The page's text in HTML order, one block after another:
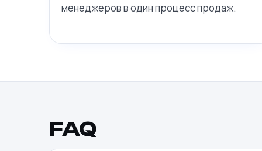
менеджеров в один процесс продаж.
FAQ